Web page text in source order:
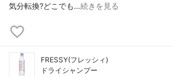
気分転換?どこでも…続きを見る
FRESSY(フレッシィ)
ドライシャンプー